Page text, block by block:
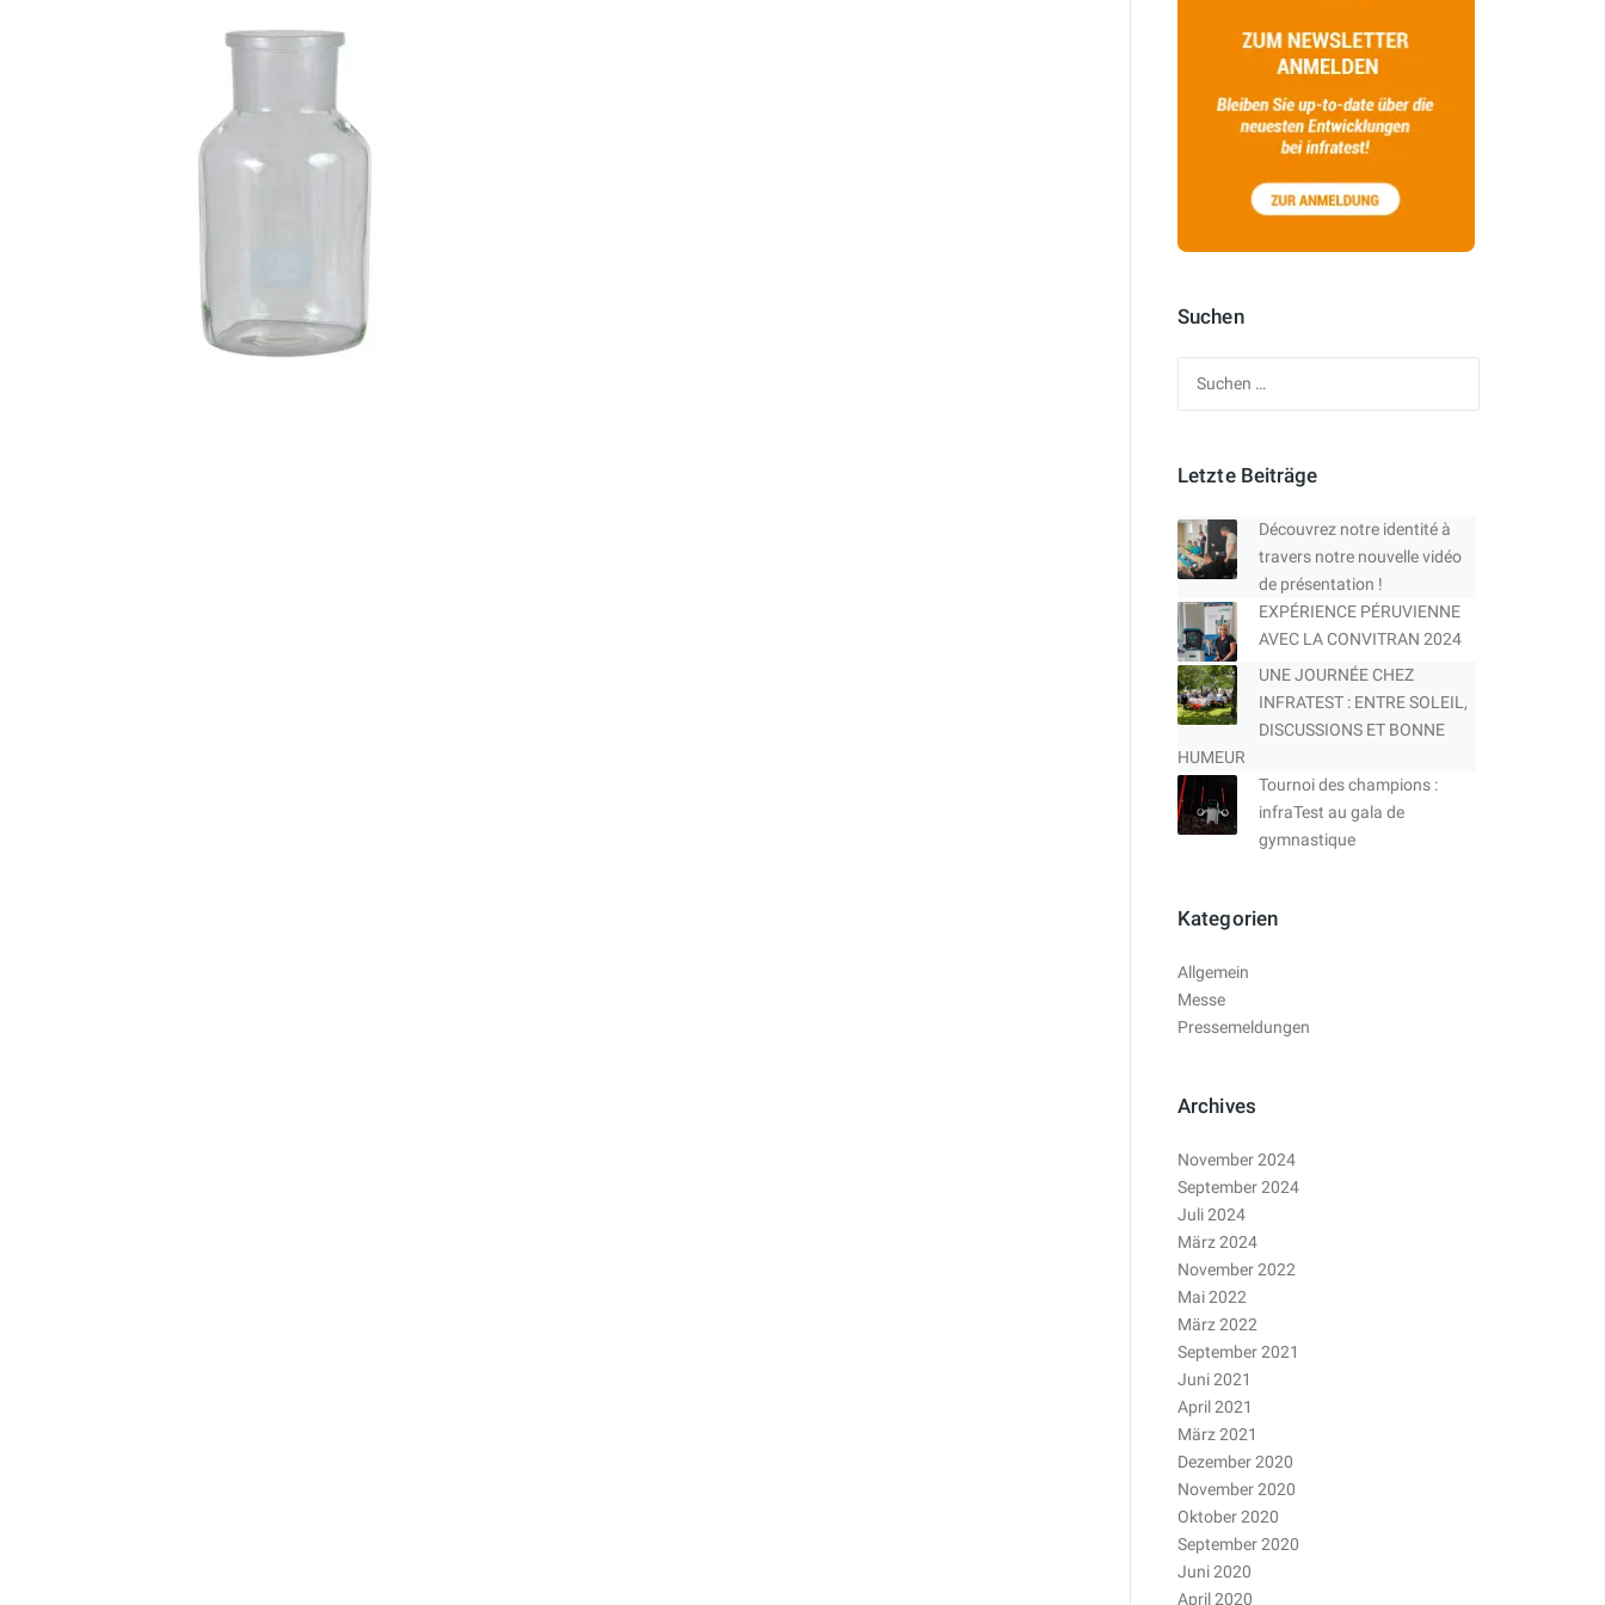
Suchen
Letzte Beiträge
Découvrez notre identité à
travers notre nouvelle vidéo
de présentation !
EXPÉRIENCE PÉRUVIENNE
AVEC LA CONVITRAN 2024
UNE JOURNÉE CHEZ
INFRATEST : ENTRE SOLEIL,
DISCUSSIONS ET BONNE
HUMEUR
Tournoi des champions :
infraTest au gala de
gymnastique
Kategorien
Allgemein
Messe
Pressemeldungen
Archives
November 2024
September 2024
Juli 2024
März 2024
November 2022
Mai 2022
März 2022
September 2021
Juni 2021
April 2021
März 2021
Dezember 2020
November 2020
Oktober 2020
September 2020
Juni 2020
April 2020